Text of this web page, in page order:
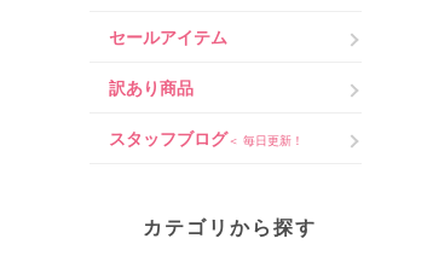
セールアイテム
訳あり商品
スタッフブログ＜ 毎日更新！
カテゴリから探す